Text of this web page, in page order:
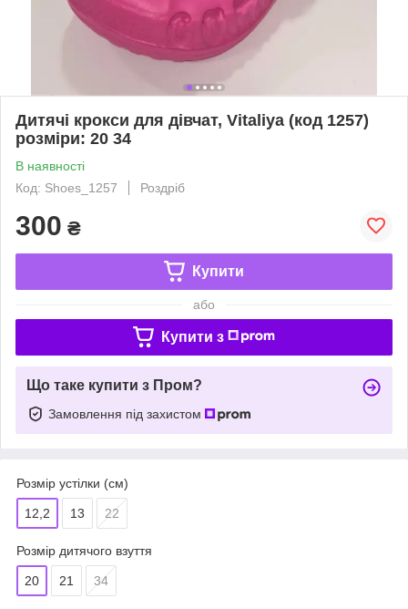
Дитячі крокси для дівчат, Vitaliya (код 1257)
розміри: 20 34
В наявності
Код: Shoes_1257
Роздріб
300 ₴
Купити
або
Купити з
Що таке купити з Пром?
Замовлення під захистом
Розмір устілки (см)
12,2 13 22
Розмір дитячого взуття
20 21 34